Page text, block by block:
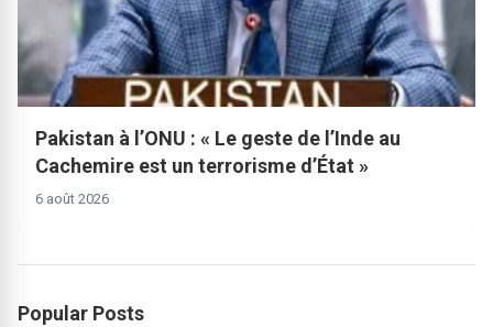
Pakistan à l’ONU : « Le geste de l’Inde au
Cachemire est un terrorisme d’État »
6 août 2026
Popular Posts